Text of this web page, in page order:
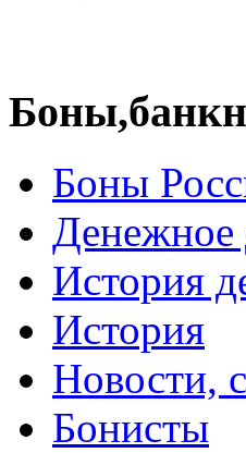
Боны
Денежное
История
История
Новости,
Бонисты